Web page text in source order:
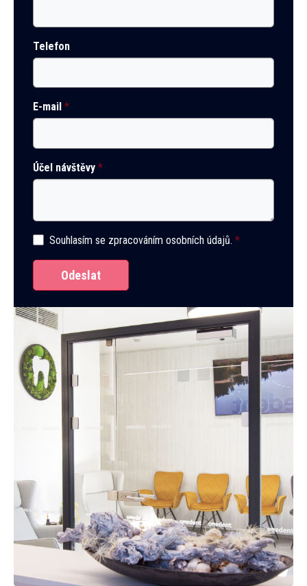
Telefon
E-mail *
Účel návštěvy *
Souhlasím se zpracováním osobních údajů. *
Odeslat